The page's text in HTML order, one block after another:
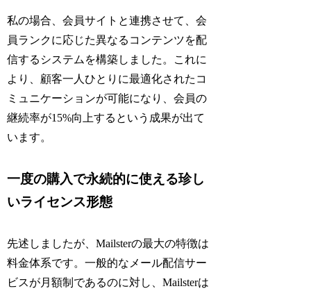
私の場合、会員サイトと連携させて、会
員ランクに応じた異なるコンテンツを配
信するシステムを構築しました。これに
より、顧客一人ひとりに最適化されたコ
ミュニケーションが可能になり、会員の
継続率が15%向上するという成果が出て
います。
一度の購入で永続的に使える珍し
いライセンス形態
先述しましたが、Mailsterの最大の特徴は
料金体系です。一般的なメール配信サー
ビスが月額制であるのに対し、Mailsterは